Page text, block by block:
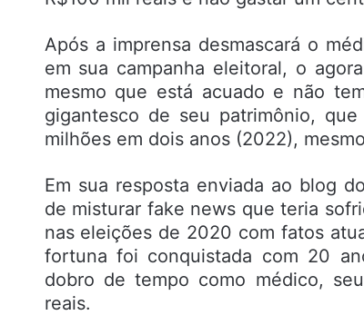
Após a imprensa desmascará o
em sua campanha eleitoral, o
mesmo que está acuado e não
gigantesco de seu patrimônio,
milhões em dois anos (2022),
Em sua resposta enviada ao blog
de misturar fake news que teria
nas eleições de 2020 com fatos
fortuna foi conquistada com 20
dobro de tempo como médico,
reais.